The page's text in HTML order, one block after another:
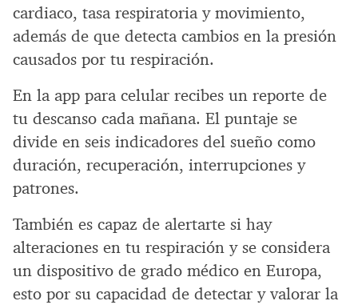
cardiaco, tasa respiratoria y movimiento,
además de que detecta cambios en la presión
causados por tu respiración.
En la app para celular recibes un reporte de
tu descanso cada mañana. El puntaje se
divide en seis indicadores del sueño como
duración, recuperación, interrupciones y
patrones.
También es capaz de alertarte si hay
alteraciones en tu respiración y se considera
un dispositivo de grado médico en Europa,
esto por su capacidad de detectar y valorar la